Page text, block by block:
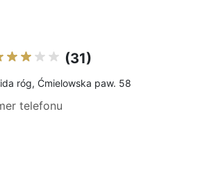
(31)
róg, Ćmielowska paw. 58
telefonu